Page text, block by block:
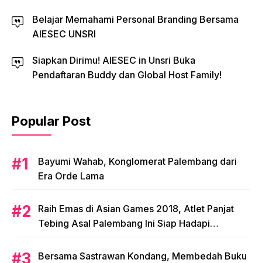
Belajar Memahami Personal Branding Bersama
AIESEC UNSRI
Siapkan Dirimu! AIESEC in Unsri Buka
Pendaftaran Buddy dan Global Host Family!
Popular Post
Bayumi Wahab, Konglomerat Palembang dari
Era Orde Lama
Raih Emas di Asian Games 2018, Atlet Panjat
Tebing Asal Palembang Ini Siap Hadapi
Bersama Sastrawan Kondang, Membedah Buku